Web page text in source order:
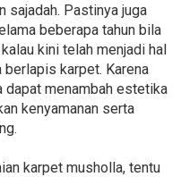
sajadah. Pastinya juga
beberapa tahun bila
kini telah menjadi hal
berlapis karpet. Karena
dapat menambah estetika
kenyamanan serta
karpet musholla, tentu